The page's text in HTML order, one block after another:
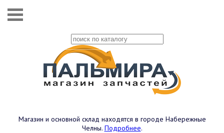
Магазин и основной склад находятся в городе Набережные
Челны. Подробнее.